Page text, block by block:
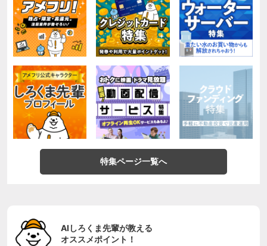
特集ページ一覧へ
AIしろくま先輩が教える
オススメポイント！